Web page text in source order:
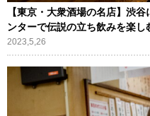
【東京・大衆酒場の名店】渋
ンターで伝説の立ち飲みを楽し
2023,5,26